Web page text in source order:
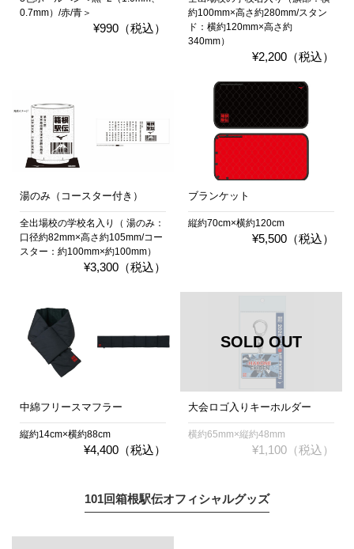
0.7mm）/赤/青＞
¥990（税込）
約100mm×高さ約280mm/スタン
ド：横約120mm×高さ約
340mm）
¥2,200（税込）
湯のみ（コースター付き）
全出場校の学校名入り（ 湯のみ：
口径約82mm×高さ約105mm/コー
スター：約100mm×約100mm）
¥3,300（税込）
ブランケット
縦約70cm×横約120cm
¥5,500（税込）
中綿フリースマフラー
縦約14cm×横約88cm
¥4,400（税込）
大会ロゴ入りキーホルダー
横約65mm×縦約48mm
¥1,100（税込）
101回箱根駅伝オフィシャルグッズ